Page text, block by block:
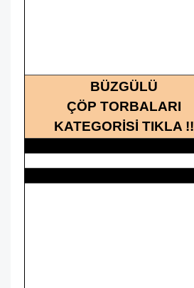
BÜZGÜLÜ
ÇÖP TORBALARI
KATEGORİSİ TIKLA !!